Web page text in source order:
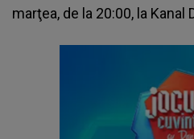
marţea, de la 20:00, la Kanal